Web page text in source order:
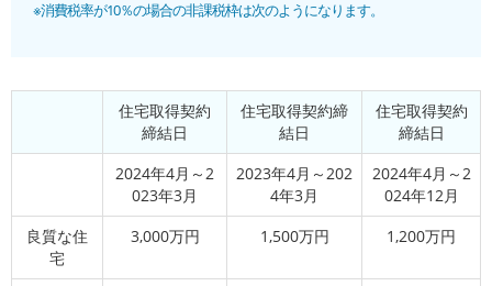
※消費税率が10％の場合の非課税枠は次のようになります。
住宅取得契約
締結日
住宅取得契約締
結日
住宅取得契約
締結日
2024年4月～2
023年3月
2023年4月～202
4年3月
2024年4月～2
024年12月
良質な住
宅
3,000万円 1,500万円 1,200万円